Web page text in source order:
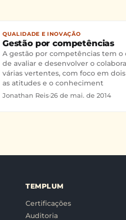
QUALIDADE E INOVAÇÃO
Gestão por competências
A gestão por competências tem o
de avaliar e desenvolver o
várias vertentes, com foco em
as atitudes e o conheciment
Jonathan Reis·26 de mai. de 2014
TEMPLUM
Certificações
Auditoria